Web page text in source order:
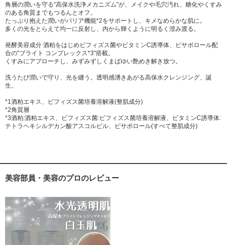
角層の潤いを守る“高保水洗浄メカニズム"が、メイクや毛穴汚れ、糖化やくすみ
のある角質までもつるんとオフ。
たっぷり抱えた潤いがバリア機能*2をサポートし、キメなめらかな肌に。
多くの光をとらえて均一に反射し、内から輝くように明るく澄み渡る。
発酵美容成分 酒粕をはじめビフィズス菌やビタミンC誘導体、ビサボロール配
合の"ブライト コンプレックス*3"搭載。
くすみにアプローチし、みずみずしくまばゆい艶めき解き放つ。
洗うたび潤いで守り、光を纏う。透明感湧きあがる高保水クレンジング、誕
生。
*1酒粕エキス、ビフィズス菌培養溶解液(整肌成分)
*2角質層
*3酒粕:酒粕エキス、ビフィズス菌:ビフィズス菌培養溶解液、ビタミンC誘導体:
テトラヘキシルデカン酸アスコルビル、ビサボロール(すべて整肌成分)
美容部員・美容のプロのレビュー